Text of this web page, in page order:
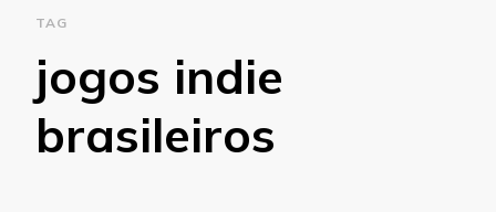
TAG
jogos indie
brasileiros